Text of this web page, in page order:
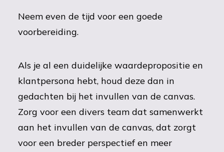
Neem even de tijd voor een goede
voorbereiding.
Als je al een duidelijke waardepropositie en
klantpersona hebt, houd deze dan in
gedachten bij het invullen van de canvas.
Zorg voor een divers team dat samenwerkt
aan het invullen van de canvas, dat zorgt
voor een breder perspectief en meer